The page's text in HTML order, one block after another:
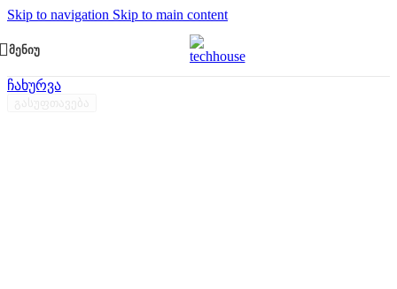
Skip to navigation Skip to main content
ᲛᲔᲜᲘᲣ
ჩახურვა